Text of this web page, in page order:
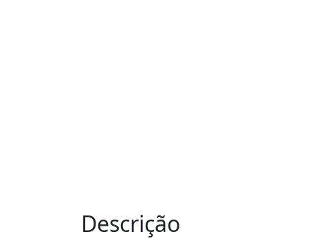
Descrição